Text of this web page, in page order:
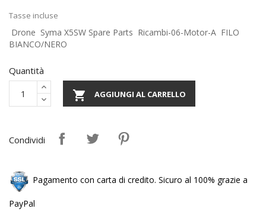
Tasse incluse
Drone Syma X5SW Spare Parts Ricambi-06-Motor-A FILO
BIANCO/NERO
Quantità
 AGGIUNGI AL CARRELLO
Condividi
Pagamento con carta di credito. Sicuro al 100% grazie a
PayPal